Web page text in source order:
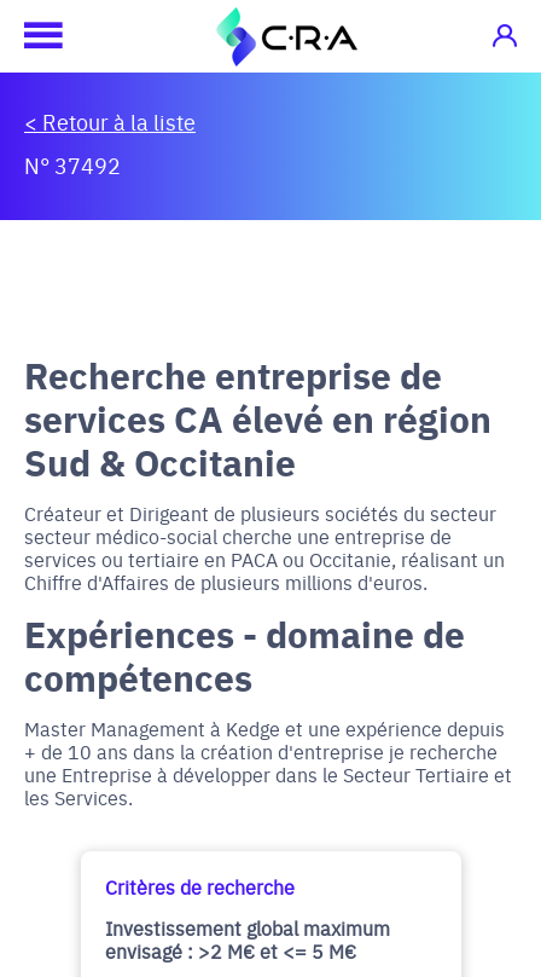
< Retour à la liste
N° 37492
Recherche entreprise de
services CA élevé en région
Sud & Occitanie
Créateur et Dirigeant de plusieurs sociétés du secteur
secteur médico-social cherche une entreprise de
services ou tertiaire en PACA ou Occitanie, réalisant un
Chiffre d'Affaires de plusieurs millions d'euros.
Expériences - domaine de
compétences
Master Management à Kedge et une expérience depuis
+ de 10 ans dans la création d'entreprise je recherche
une Entreprise à développer dans le Secteur Tertiaire et
les Services.
Critères de recherche
Investissement global maximum
envisagé : >2 M€ et <= 5 M€